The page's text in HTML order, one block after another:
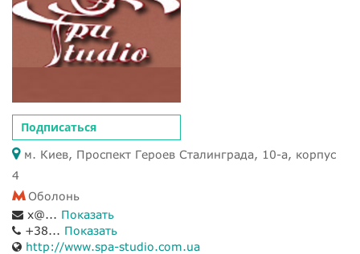
Подписаться
м. Киев, Проспект Героев Сталинграда, 10-а, корпус
4
Оболонь
x@... Показать
+38... Показать
http://www.spa-studio.com.ua